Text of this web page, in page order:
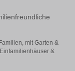
mit Garten &
&